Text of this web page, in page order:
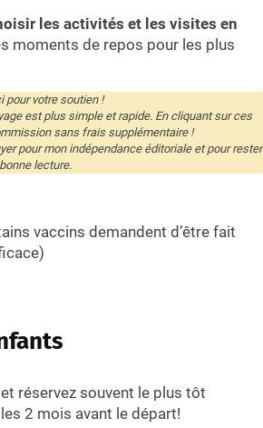
les activités et les visites en
moments de repos pour les plus
pour votre soutien !
est plus simple et rapide. En cliquant sur ces
sans frais supplémentaire !
pour mon indépendance éditoriale et pour rester
lecture.
vaccins demandent d’être fait
réservez souvent le plus tôt
2 mois avant le départ!